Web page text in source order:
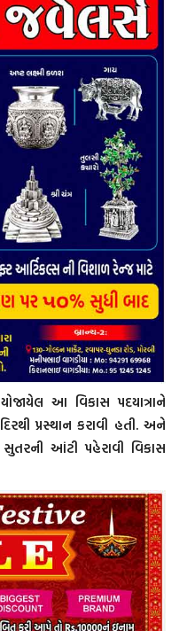
આ વિકાસ પદયાત્રાને
પ્રસ્થાન કરાવી હતી. અને
સુતરની આંટી પહેરાવી વિકાસ